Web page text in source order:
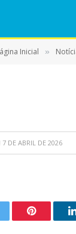
Inicial »
7 DE ABRIL DE 2026
Pinterest